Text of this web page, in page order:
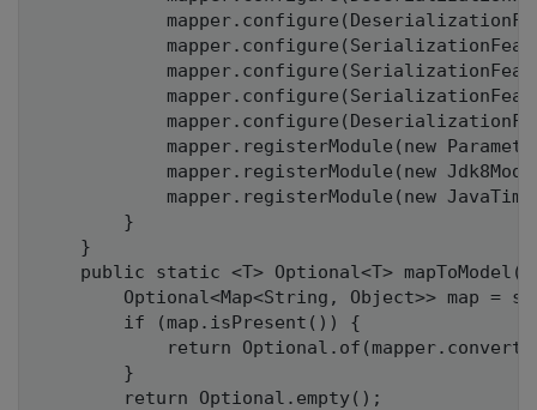
mapper.registerModule(new
mapper.registerModule(new
mapper.registerModule(new
        }
    }
public static <T> Optional<T>
Optional<Map<String, Object>> map =
        if (map.isPresent()) {
return
        }
        return Optional.empty();